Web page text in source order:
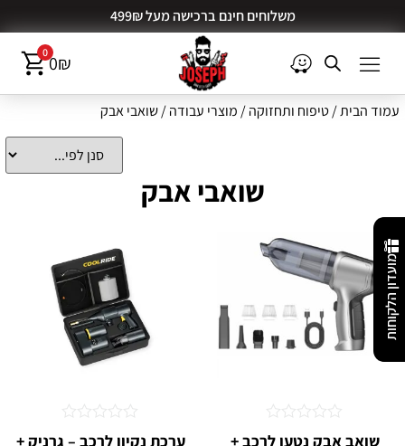
משלוחים חינם ברכישה מעל 499₪
0 0₪
מועדון הלקוחות
עמוד הבית/טיפוח ותחזוקה/ מוצרי עבודה/ שואבי אבק
שואבי אבק
שואב אבק נטען לרכב +
ערכת נקיון לרכב – גרניק +